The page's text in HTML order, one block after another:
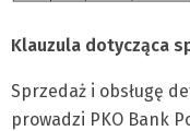
Klauzula dotycząca
Sprzedaż i obsługę
prowadzi PKO Bank